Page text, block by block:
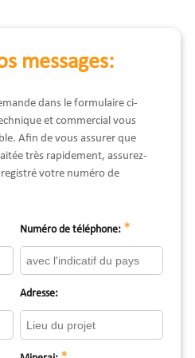
messages:
dans le formulaire ci-
et commercial vous
Afin de vous assurer que
très rapidement, assurez-
votre numéro de
Numéro de téléphone: *
Adresse: